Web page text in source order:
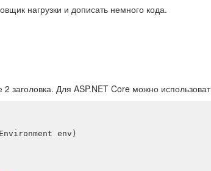
нагрузки и дописать немного кода.
заголовка. Для ASP.NET Core можно
env )